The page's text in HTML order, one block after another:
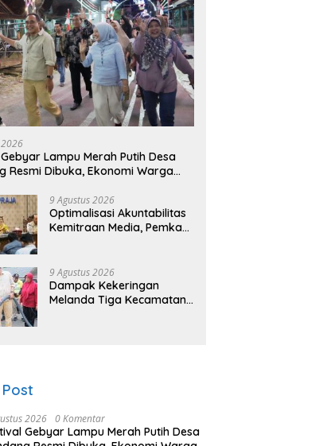
Mutu Pendidikan
Ketika Sekolah
Dosen Ilmu Komputer UPER
Kembangkan Netrash,
Lampu Merah Putih Desa
Resmi Dibuka, Ekonomi Warga
9 Agustus 2026
​Optimalisasi Akuntabilitas
Kemitraan Media, Pemkab
dan Pendataan Regulatif
9 Agustus 2026
Dampak Kekeringan
Melanda Tiga Kecamatan
2026 0 Komentar
Gebyar Lampu Merah Putih Desa